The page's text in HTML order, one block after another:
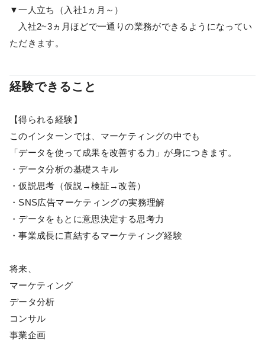
▼一人立ち（入社1ヵ月～）
入社2~3ヵ月ほどで一通りの業務ができるようになってい
ただきます。
経験できること
【得られる経験】
このインターンでは、マーケティングの中でも
「データを使って成果を改善する力」が身につきます。
・データ分析の基礎スキル
・仮説思考（仮説→検証→改善）
・SNS広告マーケティングの実務理解
・データをもとに意思決定する思考力
・事業成長に直結するマーケティング経験
将来、
マーケティング
データ分析
コンサル
事業企画